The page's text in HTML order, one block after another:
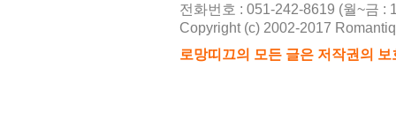
2026-
전화번호 : 051-242-8619 (월~금 :
Copyright (c) 2002-2017
로망띠끄의 모든 글은 저작권의